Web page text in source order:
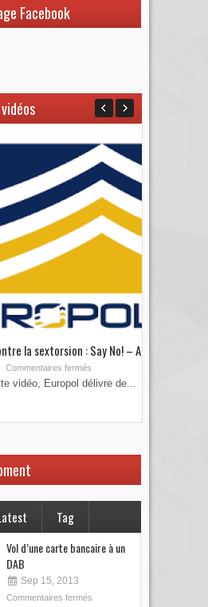
Facebook
la sextorsion : Say No! – A...
Commentaires fermés
vidéo, Europol délivre de...
Tag
Vol d’une carte bancaire à un
DAB
Sep 15, 2013
Commentaires fermés